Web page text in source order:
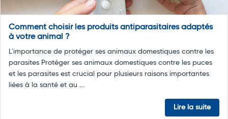
Comment choisir les produits antiparasitaires adaptés
à votre animal ?
L'importance de protéger ses animaux domestiques contre les
parasites Protéger ses animaux domestiques contre les puces
et les parasites est crucial pour plusieurs raisons importantes
liées à la santé et au ...
Lire la suite